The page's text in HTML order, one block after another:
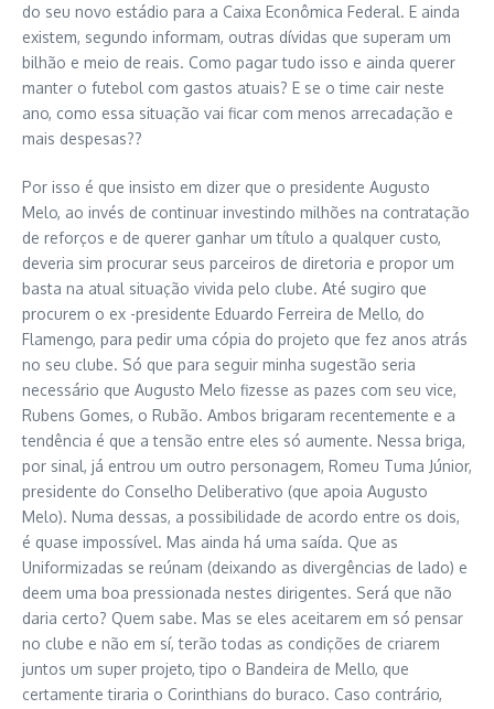
do seu novo estádio para a Caixa Econômica Federal. E ainda
existem, segundo informam, outras dívidas que superam um
bilhão e meio de reais. Como pagar tudo isso e ainda querer
manter o futebol com gastos atuais? E se o time cair neste
ano, como essa situação vai ficar com menos arrecadação e
mais despesas??
Por isso é que insisto em dizer que o presidente Augusto
Melo, ao invés de continuar investindo milhões na contratação
de reforços e de querer ganhar um título a qualquer custo,
deveria sim procurar seus parceiros de diretoria e propor um
basta na atual situação vivida pelo clube. Até sugiro que
procurem o ex -presidente Eduardo Ferreira de Mello, do
Flamengo, para pedir uma cópia do projeto que fez anos atrás
no seu clube. Só que para seguir minha sugestão seria
necessário que Augusto Melo fizesse as pazes com seu vice,
Rubens Gomes, o Rubão. Ambos brigaram recentemente e a
tendência é que a tensão entre eles só aumente. Nessa briga,
por sinal, já entrou um outro personagem, Romeu Tuma Júnior,
presidente do Conselho Deliberativo (que apoia Augusto
Melo). Numa dessas, a possibilidade de acordo entre os dois,
é quase impossível. Mas ainda há uma saída. Que as
Uniformizadas se reúnam (deixando as divergências de lado) e
deem uma boa pressionada nestes dirigentes. Será que não
daria certo? Quem sabe. Mas se eles aceitarem em só pensar
no clube e não em sí, terão todas as condições de criarem
juntos um super projeto, tipo o Bandeira de Mello, que
certamente tiraria o Corinthians do buraco. Caso contrário,